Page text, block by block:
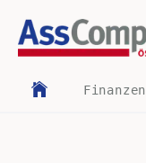
Finanzen